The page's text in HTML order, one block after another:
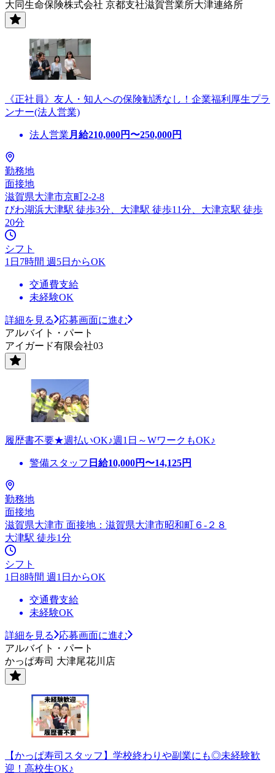
大同生命保険株式会社 京都支社滋賀営業所大津連絡所
《正社員》友人・知人への保険勧誘なし！企業福利厚生プラ
ンナー(法人営業)
法人営業 月給210,000円〜250,000円
勤務地
面接地
滋賀県大津市京町2-2-8
びわ湖浜大津駅 徒歩3分、大津駅 徒歩11分、大津京駅 徒歩
20分
シフト
1日7時間 週5日からOK
交通費支給
未経験OK
詳細を見る
応募画面に進む
アルバイト・パート
アイガード有限会社03
履歴書不要★週払いOK♪週1日～WワークもOK♪
警備スタッフ 日給10,000円〜14,125円
勤務地
面接地
滋賀県大津市 面接地：滋賀県大津市昭和町６-２８
大津駅 徒歩1分
シフト
1日8時間 週1日からOK
交通費支給
未経験OK
詳細を見る
応募画面に進む
アルバイト・パート
かっぱ寿司 大津尾花川店
【かっぱ寿司スタッフ】学校終わりや副業にも◎未経験歓
迎！高校生OK♪